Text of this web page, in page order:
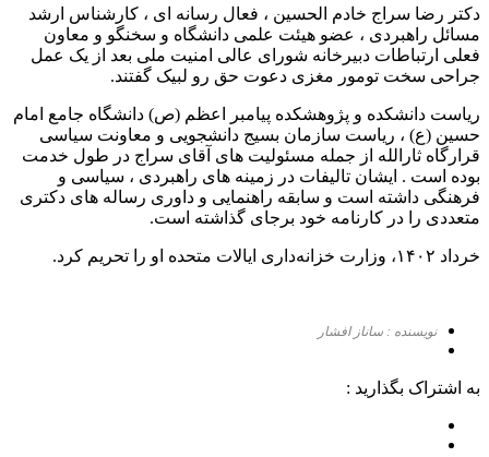
دکتر رضا سراج خادم الحسین ، فعال رسانه ای ، کارشناس ارشد
مسائل راهبردی ، عضو هیئت علمی دانشگاه و سخنگو و معاون
فعلی ارتباطات دبیرخانه شورای عالی امنیت ملی بعد از یک عمل
جراحی سخت تومور مغزی دعوت حق رو لبیک گفتند.
ریاست دانشکده و پژوهشکده پیامبر اعظم (ص) دانشگاه جامع امام
حسین (ع) ، ریاست سازمان بسیج دانشجویی و معاونت سیاسی
قرارگاه ثارالله از جمله مسئولیت های آقای سراج در طول خدمت
بوده است . ایشان تالیفات در زمینه های راهبردی ، سیاسی و
فرهنگی داشته است و سابقه راهنمایی و داوری رساله های دکتری
متعددی را در کارنامه خود برجای گذاشته است.
خرداد ۱۴۰۲، وزارت خزانه‌داری ایالات متحده او را تحریم کرد.
نویسنده : ساناز افشار
به اشتراک بگذارید :